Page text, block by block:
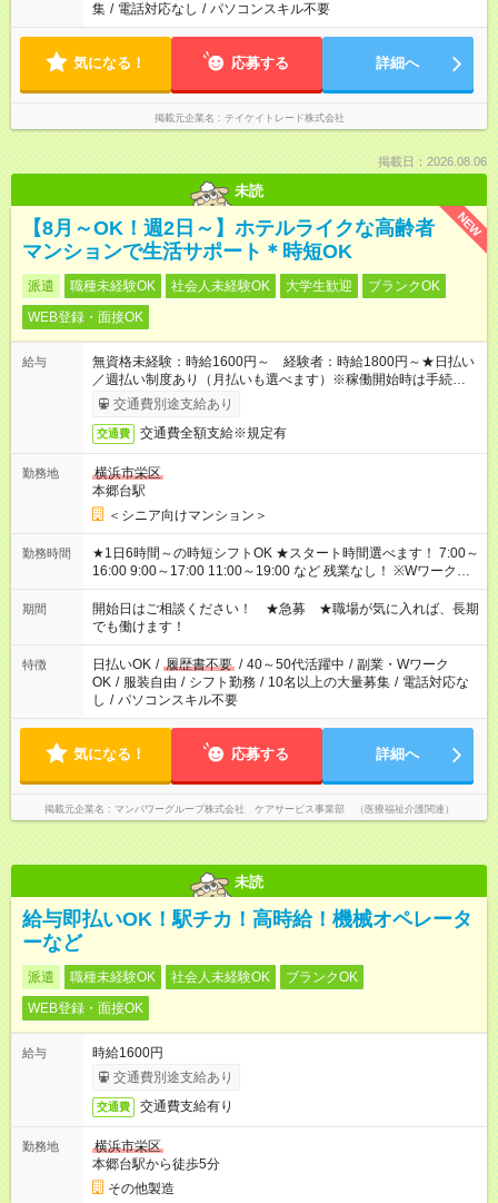
集 / 電話対応なし / パソコンスキル不要
気になる！ 応募する 詳細へ
掲載元企業名 テイケイトレード株式会社
掲載日：2026.08.06
未読
NEW
【8月～OK！週2日～】ホテルライクな高齢者
マンションで生活サポート＊時短OK
派遣 職種未経験OK 社会人未経験OK 大学生歓迎
ブランクOK
WEB登録・面接OK
給与
無資格未経験：時給1600円～ 経験者：時給1800円～★日払い
／週払い制度あり（月払いも選べます）※稼働開始時は手続き完
了次第のお支払いとなります。
交通費別途支給あり
交通費 交通費全額支給※規定有
勤務地
横浜市栄区
本郷台駅
＜シニア向けマンション＞
勤務時間
★1日6時間～の時短シフトOK ★スタート時間選べます！ 7:00～
16:00 9:00～17:00 11:00～19:00 など 残業なし！ ※Wワークの
場合、他のお仕事と合わせ週40時間超の就業はご案内できませ
ん ※法令に基づき、週20時間以上勤務は社会保険への加入対象
となります ※労働者派遣法（日雇い派遣の原則禁止）により、
短時間・短期間の就業はご案内が難しい場合があります
期間
開始日はご相談ください！ ★急募 ★職場が気に入れば、長期
でも働けます！
特徴 日払いOK / 履歴書不要 / 40～50代活躍中 / 副業・Wワーク
OK / 服装自由 / シフト勤務 / 10名以上の大量募集 / 電話対応な
し / パソコンスキル不要
気になる！ 応募する 詳細へ
掲載元企業名 マンパワーグループ株式会社 ケアサービス事業部 （医療福祉介護関連）
未読
給与即払いOK！駅チカ！高時給！機械オペレータ
ーなど
派遣 職種未経験OK 社会人未経験OK
ブランクOK
WEB登録・面接OK
給与
時給1600円
交通費別途支給あり
交通費 交通費支給有り
勤務地
横浜市栄区
本郷台駅から徒歩5分
その他製造